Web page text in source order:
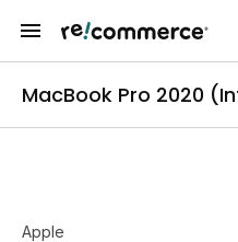
MacBook Pro 2020
Apple